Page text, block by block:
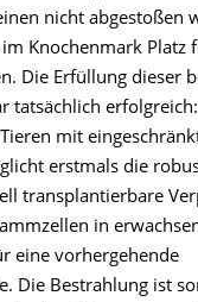
nicht abgestoßen
Knochenmark Platz
Die Erfüllung dieser
tatsächlich
mit
erstmals die
transplantierbare
in
eine vorhergehende
Die Bestrahlung ist